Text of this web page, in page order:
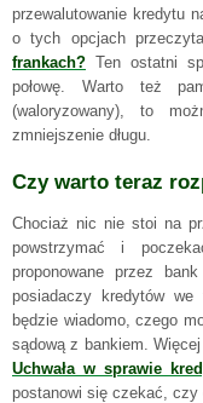
przewalutowanie kredytu
o tych opcjach
frankach? Ten ostatni
połowę. Warto też
(waloryzowany), to
zmniejszenie długu.
Czy warto teraz
Chociaż nic nie stoi na
powstrzymać i
proponowane przez
posiadaczy kredytów
będzie wiadomo, czego
sądową z bankiem.
Uchwała w sprawie
postanowi się czekać, czy